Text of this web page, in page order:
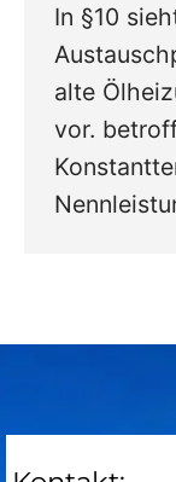
In §10
alte
vor.